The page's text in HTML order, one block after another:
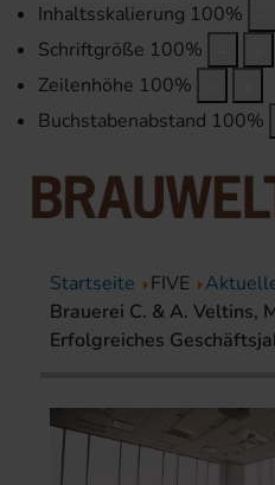
Inhaltsskalierung 100%
Schriftgröße 100%
Zeilenhöhe 100%
Buchstabenabstand 100%
Startseite FIVE
Brauerei C. & A. Veltins,
Erfolgreiches